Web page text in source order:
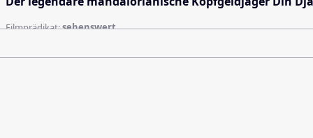
Filmprädikat:sehenswert